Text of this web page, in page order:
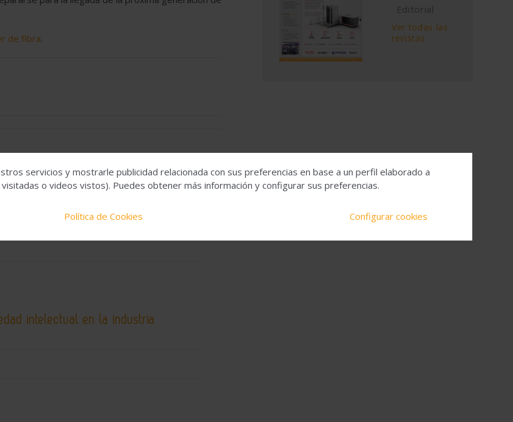
de fibra.
compromiso de inversión de COFIDES
intelectual en la industria
Editorial
Ver todas las
revistas
servicios y mostrarle publicidad relacionada con sus preferencias en base a un perfil elaborado a
o videos vistos). Puedes obtener más información y configurar sus preferencias.
Política de Cookies Configurar cookies